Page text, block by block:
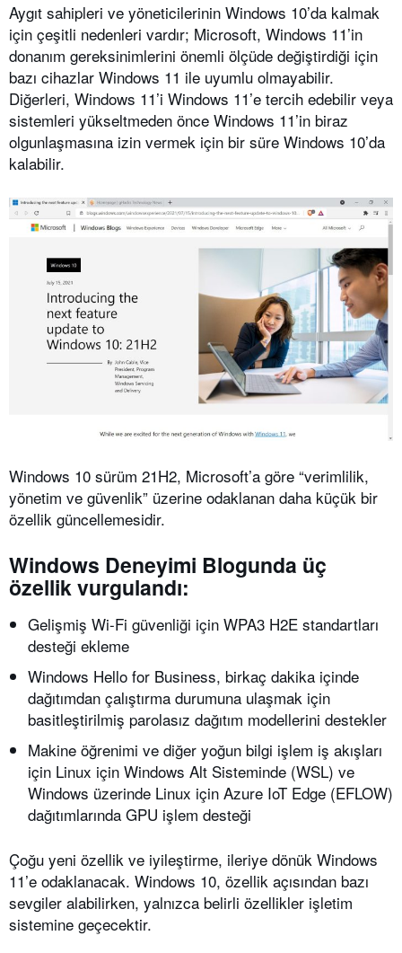
Aygıt sahipleri ve yöneticilerinin Windows 10’da kalmak
için çeşitli nedenleri vardır; Microsoft, Windows 11’in
donanım gereksinimlerini önemli ölçüde değiştirdiği için
bazı cihazlar Windows 11 ile uyumlu olmayabilir.
Diğerleri, Windows 11’i Windows 11’e tercih edebilir veya
sistemleri yükseltmeden önce Windows 11’in biraz
olgunlaşmasına izin vermek için bir süre Windows 10’da
kalabilir.
Windows 10 sürüm 21H2, Microsoft’a göre “verimlilik,
yönetim ve güvenlik” üzerine odaklanan daha küçük bir
özellik güncellemesidir.
Windows Deneyimi Blogunda üç
özellik vurgulandı:
Gelişmiş Wi-Fi güvenliği için WPA3 H2E standartları
desteği ekleme
Windows Hello for Business, birkaç dakika içinde
dağıtımdan çalıştırma durumuna ulaşmak için
basitleştirilmiş parolasız dağıtım modellerini destekler
Makine öğrenimi ve diğer yoğun bilgi işlem iş akışları
için Linux için Windows Alt Sisteminde (WSL) ve
Windows üzerinde Linux için Azure IoT Edge (EFLOW)
dağıtımlarında GPU işlem desteği
Çoğu yeni özellik ve iyileştirme, ileriye dönük Windows
11’e odaklanacak. Windows 10, özellik açısından bazı
sevgiler alabilirken, yalnızca belirli özellikler işletim
sistemine geçecektir.